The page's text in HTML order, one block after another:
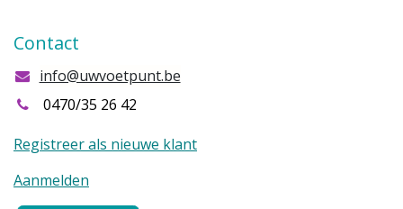
Contact
info@uwvoetpunt.be
0470/35 26 42
Registreer als nieuwe klant
Aanmelden